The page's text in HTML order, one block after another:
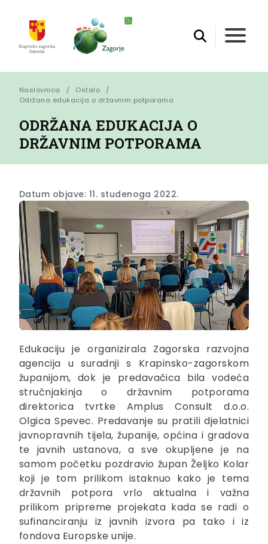
Naslovnica
Ostalo
Održana edukacija o državnim potporama
ODRŽANA EDUKACIJA O
DRŽAVNIM POTPORAMA
Datum objave: 11. studenoga 2022.
Edukaciju je organizirala Zagorska razvojna
agencija u suradnji s Krapinsko-zagorskom
županijom, dok je predavačica bila vodeća
stručnjakinja o državnim potporama
direktorica tvrtke Amplus Consult d.o.o.
Olgica Spevec. Predavanje su pratili djelatnici
javnopravnih tijela, županije, općina i gradova
te javnih ustanova, a sve okupljene je na
samom početku pozdravio župan Željko Kolar
koji je tom prilikom istaknuo kako je tema
državnih potpora vrlo aktualna i važna
prilikom pripreme projekata kada se radi o
sufinanciranju iz javnih izvora pa tako i iz
fondova Europske unije.